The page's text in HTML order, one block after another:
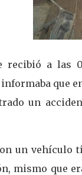
recibió a las
que
un
un vehículo
mismo que